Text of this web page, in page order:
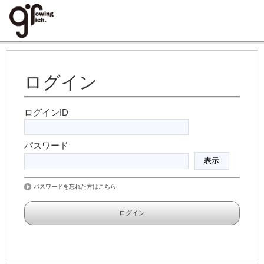
ログイン
ログインID
パスワード
パスワードを忘れた方はこちら
ログイン